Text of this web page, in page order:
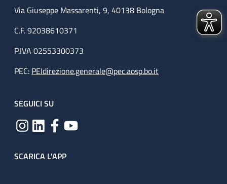
Via Giuseppe Massarenti, 9, 40138 Bologna
C.F. 92038610371
P.IVA 02553300373
PEC: PEIdirezione.generale@pec.aosp.bo.it
SEGUICI SU
SCARICA L'APP